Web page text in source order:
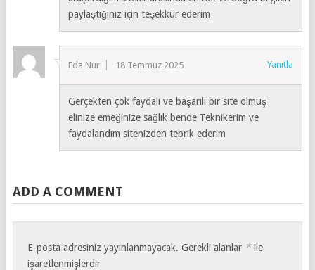
paylaştığınız için teşekkür ederim
Eda Nur 18 Temmuz 2025 Yanıtla
Gerçekten çok faydalı ve başarılı bir site olmuş
elinize emeğinize sağlık bende Teknikerim ve
faydalandım sitenizden tebrik ederim
ADD A COMMENT
E-posta adresiniz yayınlanmayacak. Gerekli alanlar *ile
işaretlenmişlerdir